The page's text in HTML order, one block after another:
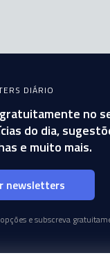
DIÁRIO
no
do dia,
e muito mais.
newsletters
e subscreva